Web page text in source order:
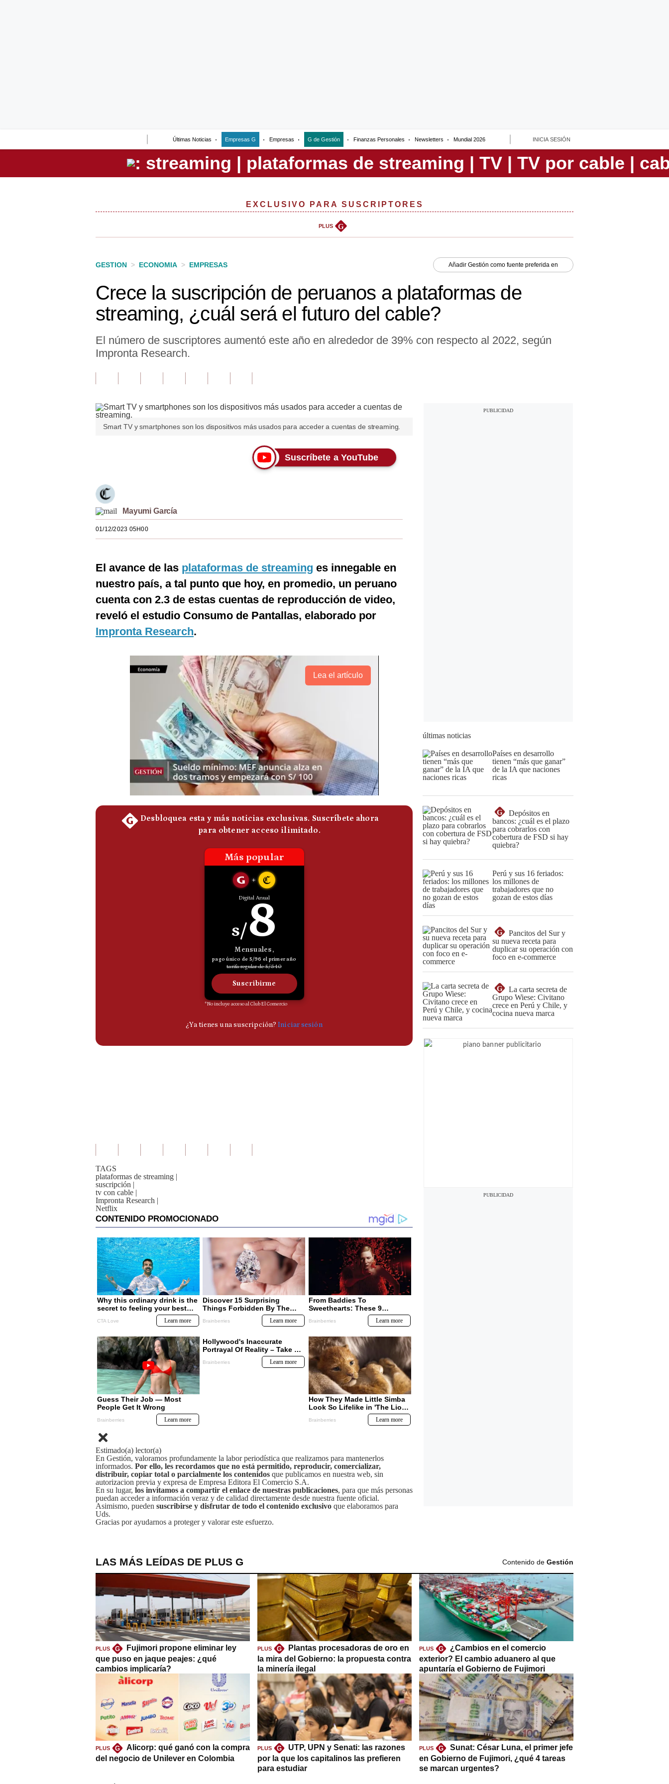
Últimas Noticias Empresas G Empresas G de Gestión Finanzas Personales Newsletters Mundial 2026 INICIA SESIÓN
Perú
EXCLUSIVO PARA SUSCRIPTORES
PLUS G
GESTION > ECONOMIA > EMPRESAS Añadir Gestión como fuente preferida en
Crece la suscripción de peruanos a plataformas de
streaming, ¿cuál será el futuro del cable?
El número de suscriptores aumentó este año en alrededor de 39% con respecto al 2022, según
Impronta Research.
Smart TV y smartphones son los dispositivos más usados para acceder a cuentas de streaming.
Suscríbete a YouTube
Mayumi García
01/12/2023 05H00
El avance de las plataformas de streaming es innegable en
nuestro país, a tal punto que hoy, en promedio, un peruano
cuenta con 2.3 de estas cuentas de reproducción de video,
reveló el estudio Consumo de Pantallas, elaborado por
Impronta Research.
Lea el artículo
TAGS
plataformas de streaming |
suscripción |
tv con cable |
Impronta Research |
Netflix
Estimado(a) lector(a)
En Gestión, valoramos profundamente la labor periodística que realizamos para mantenerlos
informados. Por ello, les recordamos que no está permitido, reproducir, comercializar,
distribuir, copiar total o parcialmente los contenidos que publicamos en nuestra web, sin
autorizacion previa y expresa de Empresa Editora El Comercio S.A.
En su lugar, los invitamos a compartir el enlace de nuestras publicaciones, para que más personas
puedan acceder a información veraz y de calidad directamente desde nuestra fuente oficial.
Asimismo, pueden suscribirse y disfrutar de todo el contenido exclusivo que elaboramos para
Uds.
Gracias por ayudarnos a proteger y valorar este esfuerzo.
últimas noticias
Países en desarrollo
tienen “más que ganar”
de la IA que naciones
ricas
G
Depósitos en
bancos: ¿cuál es el plazo
para cobrarlos con
cobertura de FSD si hay
quiebra?
Perú y sus 16 feriados:
los millones de
trabajadores que no
gozan de estos días
G
Pancitos del Sur y
su nueva receta para
duplicar su operación con
foco en e-commerce
G
La carta secreta de
Grupo Wiese: Civitano
crece en Perú y Chile, y
cocina nueva marca
LAS MÁS LEÍDAS DE PLUS G Contenido de Gestión
PLUS G
Fujimori propone eliminar ley
que puso en jaque peajes: ¿qué
cambios implicaría?
PLUS G
Plantas procesadoras de oro en
la mira del Gobierno: la propuesta contra
la minería ilegal
PLUS G
¿Cambios en el comercio
exterior? El cambio aduanero al que
apuntaría el Gobierno de Fujimori
PLUS G
Alicorp: qué ganó con la compra
del negocio de Unilever en Colombia
PLUS G
UTP, UPN y Senati: las razones
por la que los capitalinos las prefieren
para estudiar
PLUS G
Sunat: César Luna, el primer jefe
en Gobierno de Fujimori, ¿qué 4 tareas
se marcan urgentes?